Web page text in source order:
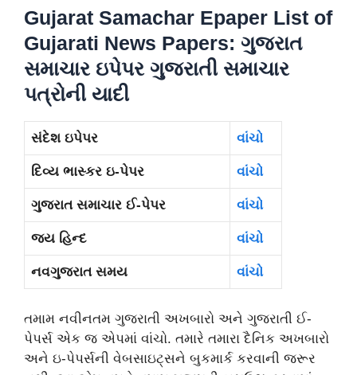
Gujarat Samachar Epaper List of
Gujarati News Papers: ગુજરાત
સમાચાર ઇપેપર ગુજરાતી સમાચાર
પત્રોની યાદી
સંદેશ ઇપેપર વાંચો
દિવ્ય ભાસ્કર ઇ-પેપર વાંચો
ગુજરાત સમાચાર ઈ-પેપર વાંચો
જય હિન્દ વાંચો
નવગુજરાત સમય વાંચો
તમામ નવીનતમ ગુજરાતી અખબારો અને ગુજરાતી ઈ-
પેપર્સ એક જ એપમાં વાંચો. તમારે તમારા દૈનિક અખબારો
અને ઇ-પેપર્સની વેબસાઇટ્સને બુકમાર્ક કરવાની જરૂર